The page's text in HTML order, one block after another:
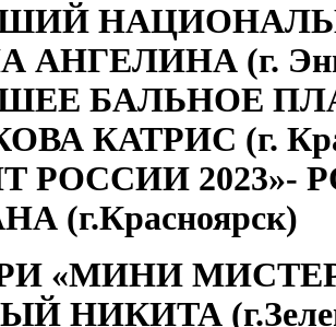
(г.
БАЛЬНОЕ
КАТРИС (г.
РОССИИ 2023»-
(г.Красноярск)
«МИНИ МИСТЕР
НИКИТА